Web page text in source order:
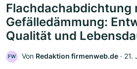
Flachdachabdichtung
Gefälledämmung:
Qualität und
FW Von Redaktion firmenweb.de ‧ 21.